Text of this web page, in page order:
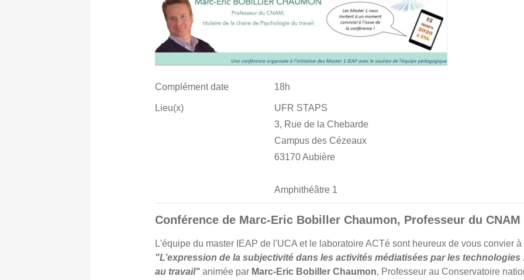
Complément date 18h
Lieu(x)
UFR STAPS
3, Rue de la Chebarde
Campus des Cézeaux
63170 Aubière
Amphithéâtre 1
Conférence de Marc-Eric Bobiller Chaumon, Professeur du CNAM
L'équipe du master IEAP de l'UCA et le laboratoire ACTé sont heureux de vous convier
"L’expression de la subjectivité dans les activités médiatisées par les
au travail" animée par Marc-Eric Bobiller Chaumon, Professeur au Conservatoire